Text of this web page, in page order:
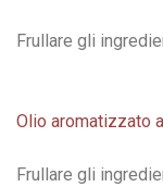
Frullare gli
Olio aromatizzato
Frullare gli